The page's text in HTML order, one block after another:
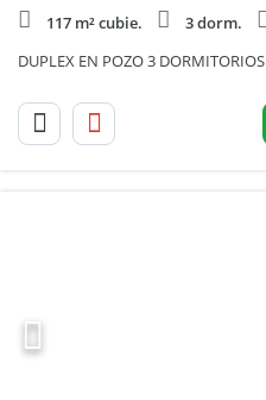
117 m² cubie.
3 dorm.
DUPLEX EN POZO 3 DORMITORIOS